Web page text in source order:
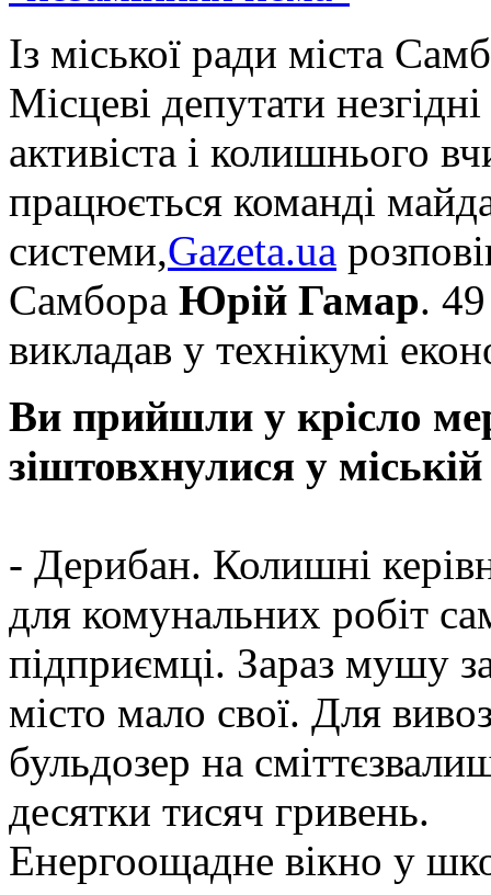
Із міської ради міста
Місцеві депутати
активіста і колишнього
працюється команді
системи,Gazeta.ua
Самбора Юрій Гамар.
викладав у технікумі
Ви прийшли у крісло
зіштовхнулися у
- Дерибан. Колишні
для комунальних робіт
підприємці. Зараз мушу
місто мало свої. Для
бульдозер на
десятки тисяч гривень.
Енергоощадне вікно у